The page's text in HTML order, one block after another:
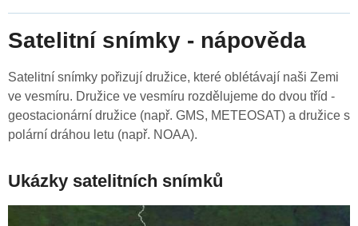
Satelitní snímky - nápověda
Satelitní snímky pořizují družice, které oblétávají naši Zemi
ve vesmíru. Družice ve vesmíru rozdělujeme do dvou tříd -
geostacionární družice (např. GMS, METEOSAT) a družice s
polární dráhou letu (např. NOAA).
Ukázky satelitních snímků